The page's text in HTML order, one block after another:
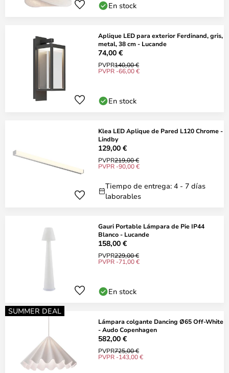
En stock
Aplique LED para exterior Ferdinand, gris,
metal, 38 cm - Lucande
74,00 €
PVPR140,00 €
PVPR -66,00 €
En stock
Klea LED Aplique de Pared L120 Chrome -
Lindby
129,00 €
PVPR219,00 €
PVPR -90,00 €
Tiempo de entrega: 4 - 7 días
laborables
Gauri Portable Lámpara de Pie IP44
Blanco - Lucande
158,00 €
PVPR229,00 €
PVPR -71,00 €
En stock
SUMMER DEAL
Lámpara colgante Dancing Ø65 Off-White
- Audo Copenhagen
582,00 €
PVPR725,00 €
PVPR -143,00 €